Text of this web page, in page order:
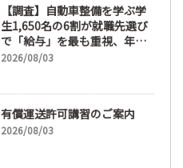
【調査】自動車整備を学ぶ学
生1,650名の6割が就職先選び
で「給与」を最も重視、年間
休日「110日以上」希望も
2026/08/03
有償運送許可講習のご案内
2026/08/03